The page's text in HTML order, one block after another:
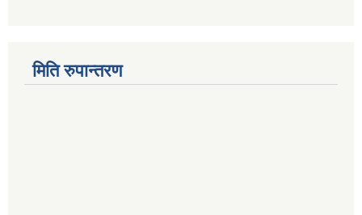
मिति रुपान्तरण